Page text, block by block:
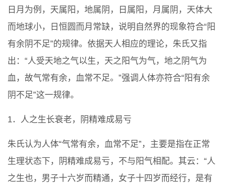
日月为例，天属阳，地属阴，日属阳，月属阴，天体大
而地球小，日恒圆而月常缺，说明自然界的现象符合“阳
有余阴不足”的规律。依据天人相应的理论，朱氏又指
出：“人受天地之气以生，天之阳气为气，地之阴气为
血，故气常有余，血常不足。”强调人体亦符合“阳有余
阴不足”这一规律。
1．人之生长衰老，阴精难成易亏
朱氏认为人体“气常有余，血常不足”，主要是指在正常
生理状态下，阴精难成易亏，不与阳气相配。其云：“人
之生也，男子十六岁而精通，女子十四岁而经行，是有